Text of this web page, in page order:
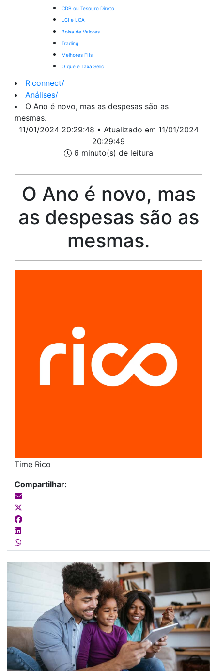
CDB ou Tesouro Direto
LCI e LCA
Bolsa de Valores
Trading
Melhores FIIs
O que é Taxa Selic
Riconnect/
Análises/
O Ano é novo, mas as despesas são as
mesmas.
11/01/2024 20:29:48 • Atualizado em 11/01/2024
20:29:49
6 minuto(s) de leitura
O Ano é novo, mas
as despesas são as
mesmas.
Time Rico
Compartilhar: